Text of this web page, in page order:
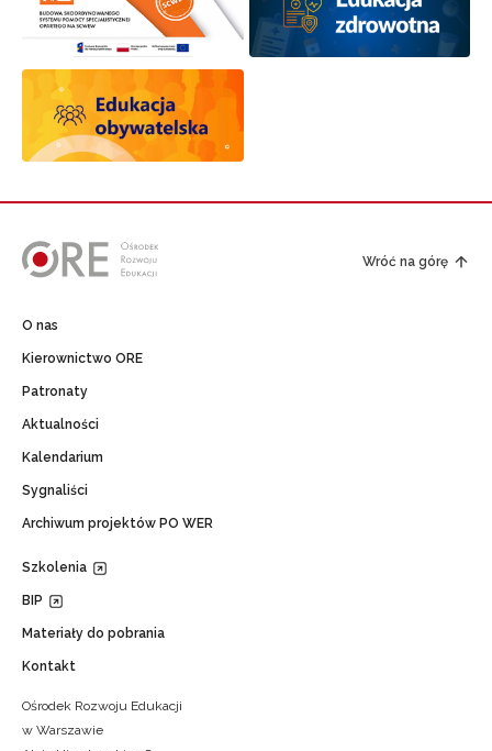
Wróć na górę
O nas
Kierownictwo ORE
Patronaty
Aktualności
Kalendarium
Sygnaliści
Archiwum projektów PO WER
Szkolenia
BIP
Materiały do pobrania
Kontakt
Ośrodek Rozwoju Edukacji
w Warszawie